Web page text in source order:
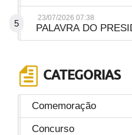
5
23/07/2026 07:38
PALAVRA DO
CATEGORIAS
Comemoração
Concurso